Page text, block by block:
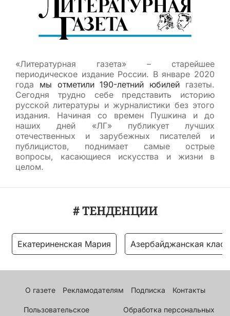
«Литературная газета» – старейшее
периодическое издание России. В январе 2020
года мы отметили 190-летний юбилей газеты.
Сегодня трудно себе представить историю
русской литературы и журналистики без этого
издания. Начиная со времен Пушкина и до
наших дней «ЛГ» публикует лучших
отечественных и зарубежных писателей и
публицистов, поднимает самые острые
вопросы, касающиеся искусства и жизни в
целом.
# ТЕНДЕНЦИИ
Екатериненская Мария Азербайджанская
О газете Рекламодателям Подписка Контакты
Пользовательское
Обработка персональных